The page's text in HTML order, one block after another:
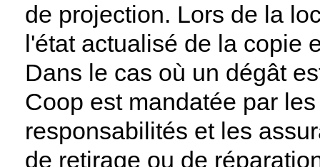
de projection. Lors de la
l'état actualisé de la copie
Dans le cas où un dégât
Coop est mandatée par
responsabilités et les
de retirage ou de